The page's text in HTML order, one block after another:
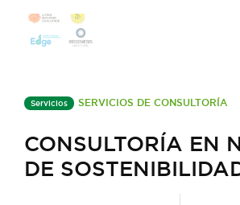
Servicios SERVICIOS DE CONSULTORÍA
CONSULTORÍA EN
DE